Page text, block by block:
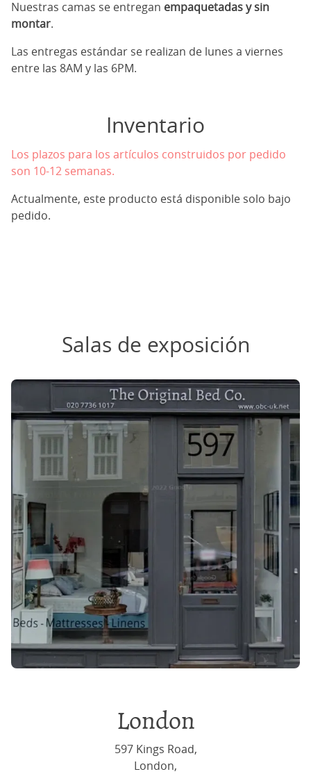
Nuestras camas se entregan empaquetadas y sin
montar.
Las entregas estándar se realizan de lunes a viernes
entre las 8AM y las 6PM.
Inventario
Los plazos para los artículos construidos por pedido
son 10-12 semanas.
Actualmente, este producto está disponible solo bajo
pedido.
Salas de exposición
London
597 Kings Road,
London,